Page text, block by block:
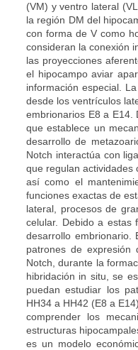
(VM) y ventro lateral
la región DM del
con forma de V como
consideran la conexión
las proyecciones
el hipocampo aviar
información especial.
desde los ventrículos
embrionarios E8 a E14.
que establece un
desarrollo de
Notch interactúa con
que regulan actividades
así como el
funciones exactas de
lateral, procesos de
celular. Debido a estas
desarrollo embrionario.
patrones de
Notch, durante la
hibridación in situ, se
puedan estudiar los
HH34 a HH42 (E8 a
comprender los
estructuras
es un modelo